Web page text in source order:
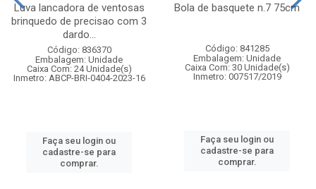
Luva lancadora de ventosas
brinquedo de precisao com 3
dardo...
Código: 836370
Embalagem: Unidade
Caixa Com: 24 Unidade(s)
Inmetro: ABCP-BRI-0404-2023-16
Faça seu login ou
cadastre-se para
comprar.
Bola de basquete n.7 75cm
Código: 841285
Embalagem: Unidade
Caixa Com: 30 Unidade(s)
Inmetro: 007517/2019
Faça seu login ou
cadastre-se para
comprar.